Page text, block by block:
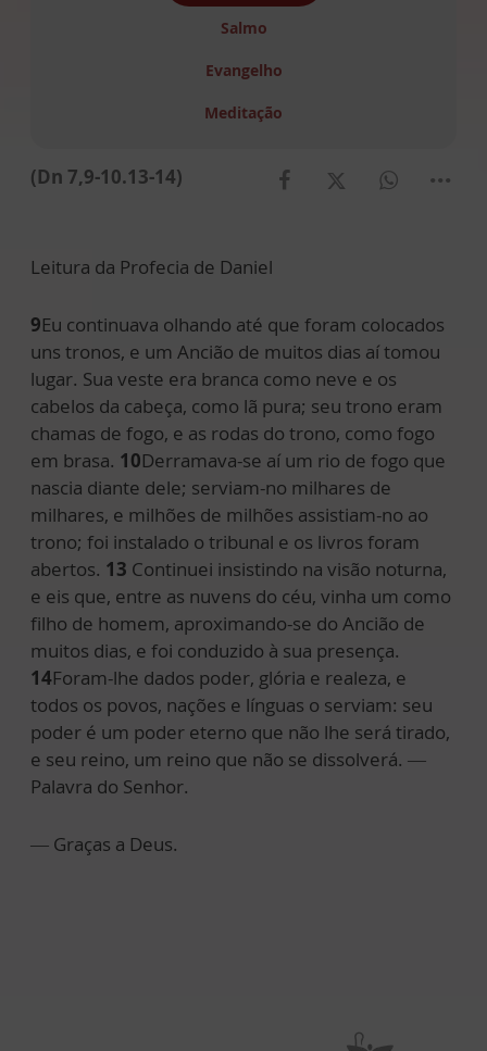
Salmo
Evangelho
Meditação
(Dn 7,9-10.13-14)
Leitura da Profecia de Daniel
9Eu continuava olhando até que foram colocados
uns tronos, e um Ancião de muitos dias aí tomou
lugar. Sua veste era branca como neve e os
cabelos da cabeça, como lã pura; seu trono eram
chamas de fogo, e as rodas do trono, como fogo
em brasa. 10Derramava-se aí um rio de fogo que
nascia diante dele; serviam-no milhares de
milhares, e milhões de milhões assistiam-no ao
trono; foi instalado o tribunal e os livros foram
abertos. 13 Continuei insistindo na visão noturna,
e eis que, entre as nuvens do céu, vinha um como
filho de homem, aproximando-se do Ancião de
muitos dias, e foi conduzido à sua presença.
14Foram-lhe dados poder, glória e realeza, e
todos os povos, nações e línguas o serviam: seu
poder é um poder eterno que não lhe será tirado,
e seu reino, um reino que não se dissolverá. —
Palavra do Senhor.
— Graças a Deus.